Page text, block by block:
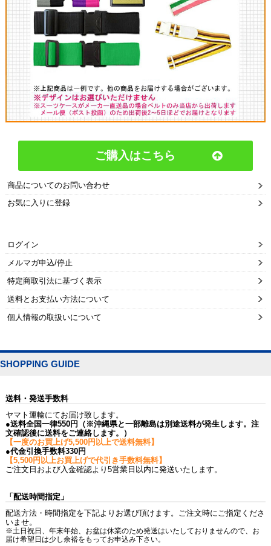
ご購入はこちら
商品についてのお問い合わせ
お気に入りに登録
ログイン
メルマガ申込/停止
特定商取引法に基づく表示
送料とお支払い方法について
個人情報の取扱いについて
SHOPPING GUIDE
送料・発送手数料
ヤマト運輸にてお届け致します。
●送料全国一律550円（※沖縄県と一部離島は別途送料が発生します。注
文確認後に送料をご連絡します。）
【一度のお買上げ5,500円以上で送料無料】
●代金引換手数料330円
【5,500円以上お買上げで代引き手数料無料】
ご注文日および入金確認より5営業日以内に発送いたします。
「配送時間指定」
配送方法・時間指定を下記よりお選び頂けます。ご注文時にご指定くださ
いませ。
※土日祝日、年末年始、お盆は休業のため発送はいたしておりませんので、お
届け希望日は少し余裕をもってお申込み下さい。